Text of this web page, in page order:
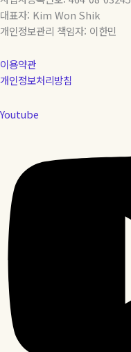
대표자: Kim Won Shik
개인정보관리 책임자: 이한민
이용약관
개인정보처리방침
Youtube